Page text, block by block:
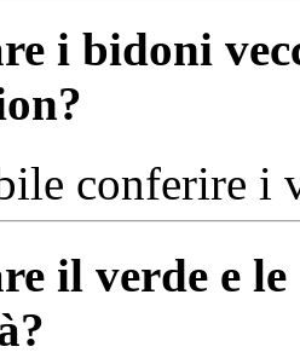
i bidoni
conferire i
il verde e